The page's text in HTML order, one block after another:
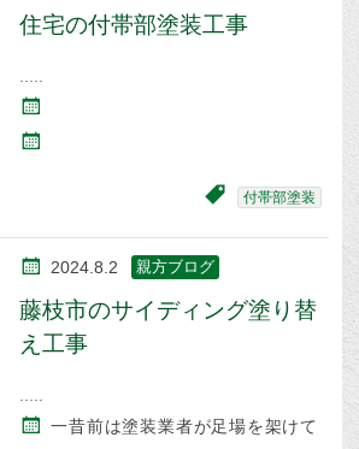
住宅の付帯部塗装工事
付帯部塗装
2024.8.2 親方ブログ
藤枝市のサイディング塗り替
え工事
一昔前は塗装業者が足場を架けて